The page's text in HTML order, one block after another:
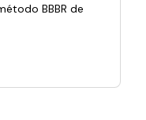
BBBR de